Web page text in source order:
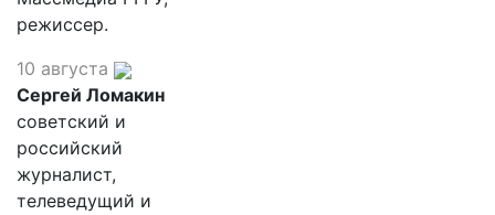
режиссер.
10 августа
Сергей Ломакин
советский и
российский
журналист,
телеведущий и